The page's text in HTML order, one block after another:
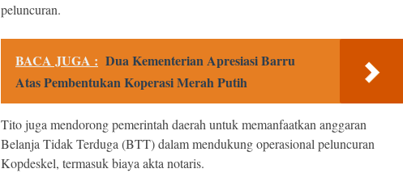
peluncuran.
BACA JUGA : Dua Kementerian Apresiasi Barru
Atas Pembentukan Koperasi Merah Putih
Tito juga mendorong pemerintah daerah untuk memanfaatkan anggaran
Belanja Tidak Terduga (BTT) dalam mendukung operasional peluncuran
Kopdeskel, termasuk biaya akta notaris.